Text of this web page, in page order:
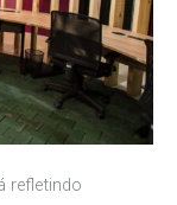
refletindo